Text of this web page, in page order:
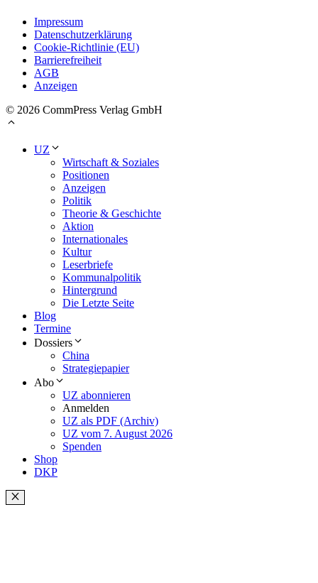
Impressum
Datenschutzerklärung
Cookie-Richtlinie (EU)
Barrierefreiheit
AGB
Anzeigen
© 2026 CommPress Verlag GmbH
UZ
Wirtschaft & Soziales
Positionen
Anzeigen
Politik
Theorie & Geschichte
Aktion
Internationales
Kultur
Leserbriefe
Kommunalpolitik
Hintergrund
Die Letzte Seite
Blog
Termine
Dossiers
China
Strategiepapier
Abo
UZ abonnieren
Anmelden
UZ als PDF (Archiv)
UZ vom 7. August 2026
Spenden
Shop
DKP
Schließen